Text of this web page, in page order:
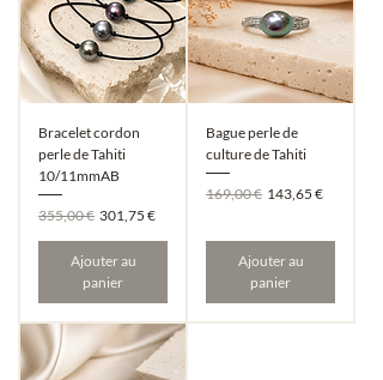
Bracelet cordon
perle de Tahiti
10/11mmAB
Prix original
355,00 € Prix promotionnel
301,75 €
Ajouter au
panier
Bague perle de
culture de Tahiti
Prix original
169,00 € Prix promotionnel
143,65 €
Ajouter au
panier